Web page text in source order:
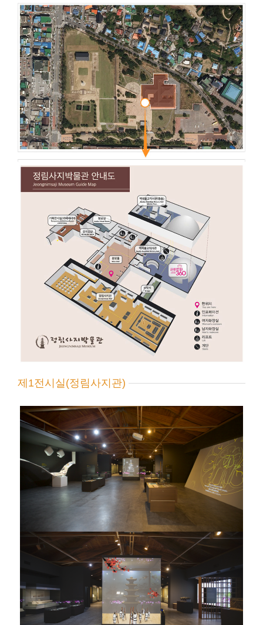
제1전시실(정림사지관)